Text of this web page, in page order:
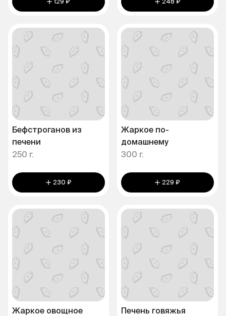
129 ₽ 248 ₽
Бефстроганов из
печени
250 г.
230 ₽
Жаркое по-
домашнему
300 г.
229 ₽
Жаркое овощное
Печень говяжья